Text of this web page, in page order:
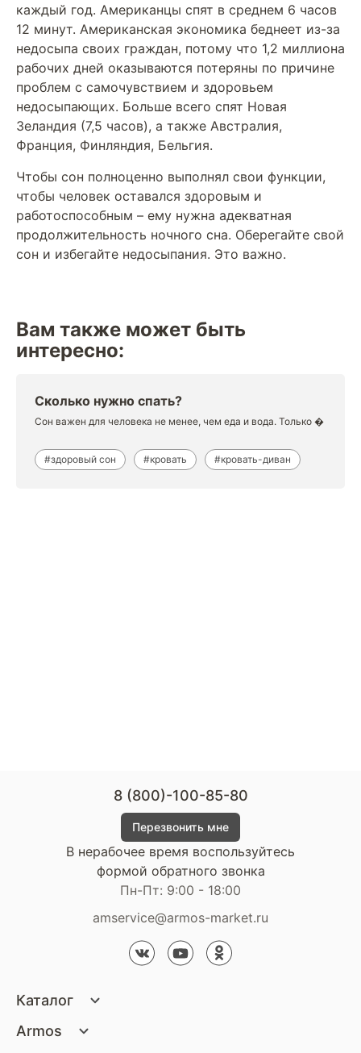
каждый год. Американцы спят в среднем 6 часов
12 минут. Американская экономика беднеет из-за
недосыпа своих граждан, потому что 1,2 миллиона
рабочих дней оказываются потеряны по причине
проблем с самочувствием и здоровьем
недосыпающих. Больше всего спят Новая
Зеландия (7,5 часов), а также Австралия,
Франция, Финляндия, Бельгия.
Чтобы сон полноценно выполнял свои функции,
чтобы человек оставался здоровым и
работоспособным – ему нужна адекватная
продолжительность ночного сна. Оберегайте свой
сон и избегайте недосыпания. Это важно.
Вам также может быть
интересно:
Сколько нужно спать?
Сон важен для человека не менее, чем еда и вода. Только �
#здоровый сон #кровать #кровать-диван
Каталог
Кровати
Armos
8 (800)-100-85-80
Перезвонить мне
В нерабочее время воспользуйтесь
формой обратного звонка
Пн-Пт: 9:00 - 18:00
amservice@armos-market.ru